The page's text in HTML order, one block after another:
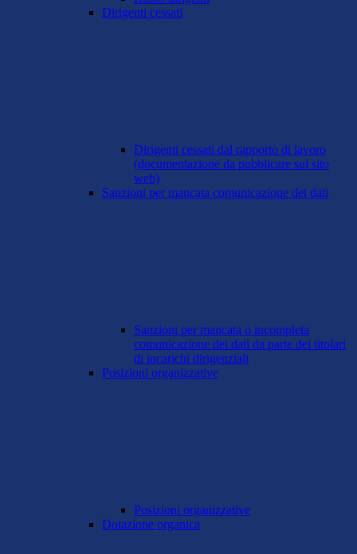
Dirigenti cessati
Dirigenti cessati dal rapporto di lavoro
(documentazione da pubblicare sul sito
web)
Sanzioni per mancata comunicazione dei dati
Sanzioni per mancata o incompleta
comunicazione dei dati da parte dei titolari
di incarichi dirigenziali
Posizioni organizzative
Posizioni organizzative
Dotazione organica